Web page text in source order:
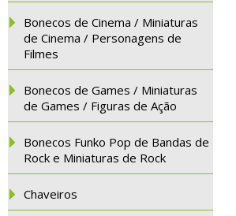
Bonecos de Cinema / Miniaturas
de Cinema / Personagens de
Filmes
Bonecos de Games / Miniaturas
de Games / Figuras de Ação
Bonecos Funko Pop de Bandas de
Rock e Miniaturas de Rock
Chaveiros